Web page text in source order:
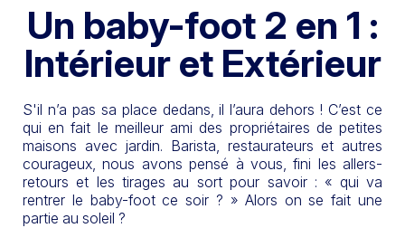
Un baby-foot 2 en 1 :
Intérieur et Extérieur
S'il n’a pas sa place dedans, il l’aura dehors ! C’est ce
qui en fait le meilleur ami des propriétaires de petites
maisons avec jardin. Barista, restaurateurs et autres
courageux, nous avons pensé à vous, fini les allers-
retours et les tirages au sort pour savoir : « qui va
rentrer le baby-foot ce soir ? » Alors on se fait une
partie au soleil ?